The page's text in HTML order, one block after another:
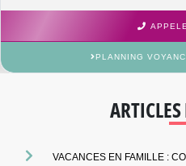
PLANNING
VACANCES EN FAMILLE :